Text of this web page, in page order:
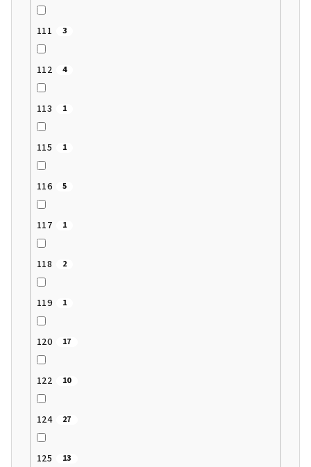
111 3
112 4
113 1
115 1
116 5
117 1
118 2
119 1
120 17
122 10
124 27
125 13